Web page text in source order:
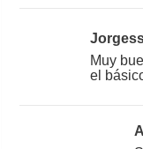
Muy
el